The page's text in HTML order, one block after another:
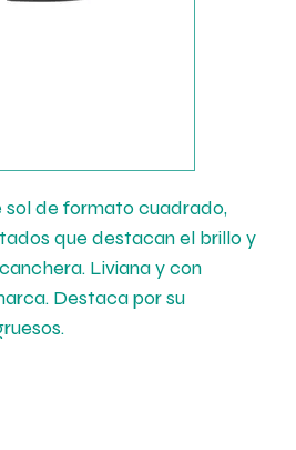
sol de formato cuadrado,
que destacan el brillo y
Liviana y con
Destaca por su